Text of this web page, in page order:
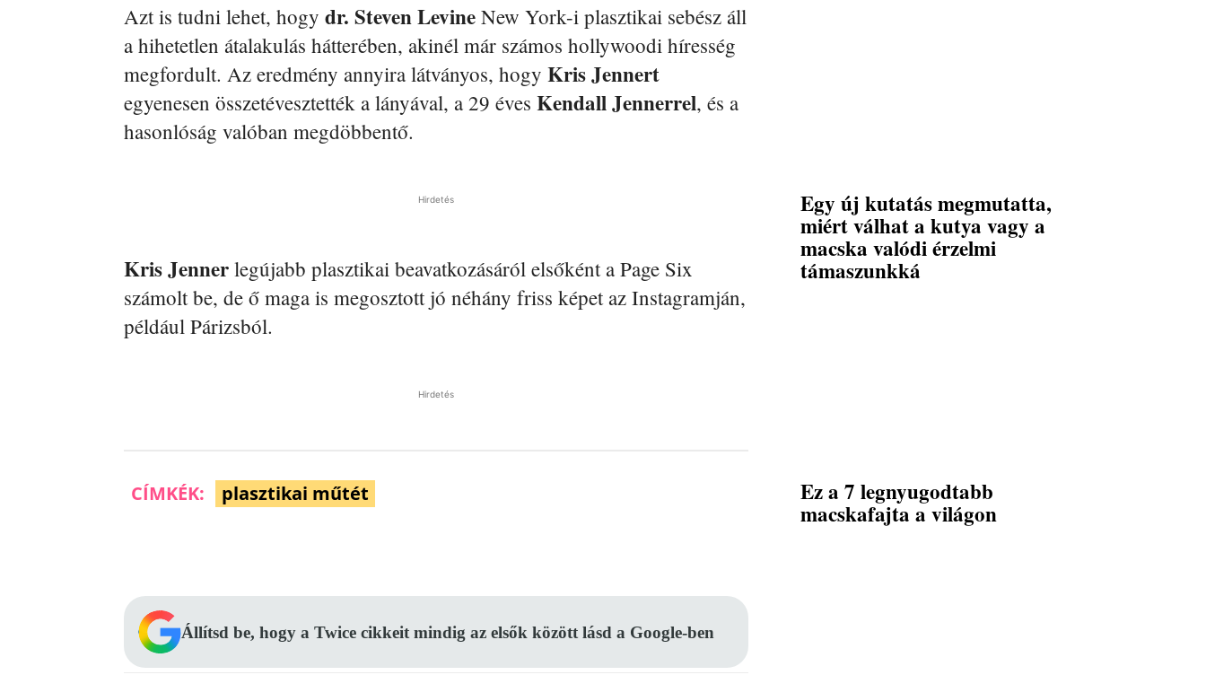
Azt is tudni lehet, hogy dr. Steven Levine New York-i plasztikai sebész áll
a hihetetlen átalakulás hátterében, akinél már számos hollywoodi híresség
megfordult. Az eredmény annyira látványos, hogy Kris Jennert
egyenesen összetévesztették a lányával, a 29 éves KendallJennerrel, és a
hasonlóság valóban megdöbbentő.
Hirdetés
Kris Jenner legújabb plasztikai beavatkozásáról elsőként a Page Six
számolt be, de ő maga is megosztott jó néhány friss képet az Instagramján,
például Párizsból.
Hirdetés
CÍMKÉK: plasztikai műtét
Állítsd be, hogy a Twice cikkeit mindig az elsők között lásd a Google-ben
Egy új kutatás megmutatta,
miért válhat a kutya vagy a
macska valódi érzelmi
támaszunkká
Ez a 7 legnyugodtabb
macskafajta a világon